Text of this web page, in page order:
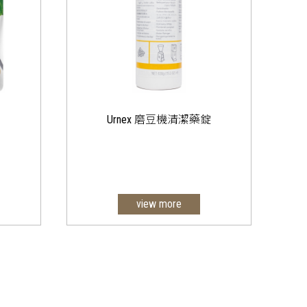
Urnex 磨豆機清潔藥錠
適用:各式磨豆機。(咖啡機附帶磨
豆機不適用)
view more